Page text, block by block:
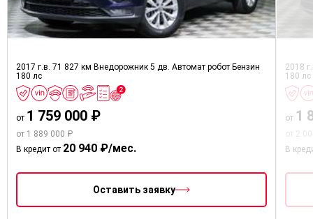
2017 г.в. 71 827 км Внедорожник 5 дв. Автомат робот Бензин
180 лс
от 1 759 000 ₽
от 1 889 000 ₽
В кредит от 20 940 ₽/мес.
Оставить заявку
2018
180 лс
от 1
В